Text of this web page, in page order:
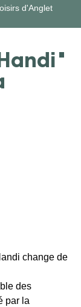
d'Anglet
change de
des
par la